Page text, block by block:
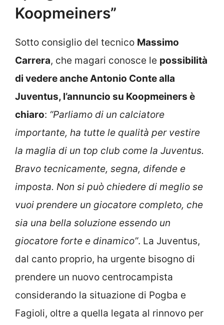
Koopmeiners”
Sotto consiglio del tecnico Massimo
Carrera, che magari conosce le possibilità
di vedere anche Antonio Conte alla
Juventus, l’annuncio su Koopmeiners è
chiaro: “Parliamo di un calciatore
importante, ha tutte le qualità per vestire
la maglia di un top club come la Juventus.
Bravo tecnicamente, segna, difende e
imposta. Non si può chiedere di meglio se
vuoi prendere un giocatore completo, che
sia una bella soluzione essendo un
giocatore forte e dinamico”. La Juventus,
dal canto proprio, ha urgente bisogno di
prendere un nuovo centrocampista
considerando la situazione di Pogba e
Fagioli, oltre a quella legata al rinnovo per